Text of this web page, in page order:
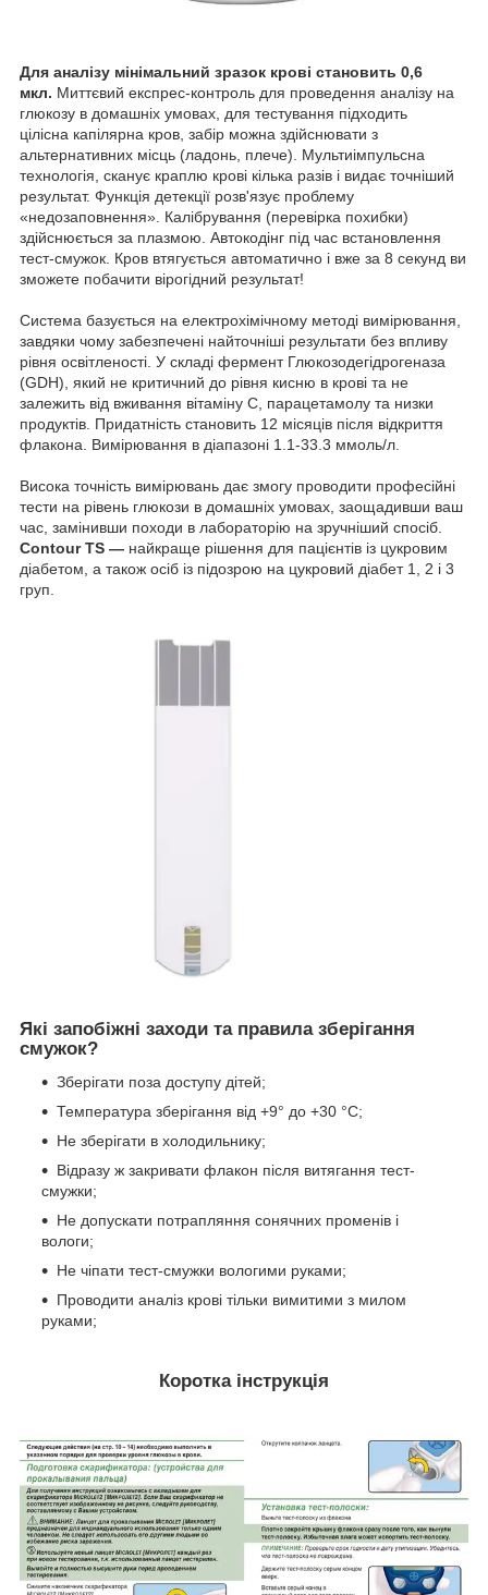
Для аналізу мінімальний зразок крові становить 0,6
мкл. Миттєвий експрес-контроль для проведення аналізу на
глюкозу в домашніх умовах, для тестування підходить
цілісна капілярна кров, забір можна здійснювати з
альтернативних місць (ладонь, плече). Мультиімпульсна
технологія, сканує краплю крові кілька разів і видає точніший
результат. Функція детекції розв'язує проблему
«недозаповнення». Калібрування (перевірка похибки)
здійснюється за плазмою. Автокодінг під час встановлення
тест-смужок. Кров втягується автоматично і вже за 8 секунд ви
зможете побачити вірогідний результат!
Система базується на електрохімічному методі вимірювання,
завдяки чому забезпечені найточніші результати без впливу
рівня освітленості. У складі фермент Глюкозодегідрогеназа
(GDH), який не критичний до рівня кисню в крові та не
залежить від вживання вітаміну С, парацетамолу та низки
продуктів. Придатність становить 12 місяців після відкриття
флакона. Вимірювання в діапазоні 1.1-33.3 ммоль/л.
Висока точність вимірювань дає змогу проводити професійні
тести на рівень глюкози в домашніх умовах, заощадивши ваш
час, замінивши походи в лабораторію на зручніший спосіб.
Contour TS — найкраще рішення для пацієнтів із цукровим
діабетом, а також осіб із підозрою на цукровий діабет 1, 2 і 3
груп.
Які запобіжні заходи та правила зберігання
смужок?
Зберігати поза доступу дітей;
Температура зберігання від +9° до +30 °C;
Не зберігати в холодильнику;
Відразу ж закривати флакон після витягання тест-
смужки;
Не допускати потрапляння сонячних променів і
вологи;
Не чіпати тест-смужки вологими руками;
Проводити аналіз крові тільки вимитими з милом
руками;
Коротка інструкція